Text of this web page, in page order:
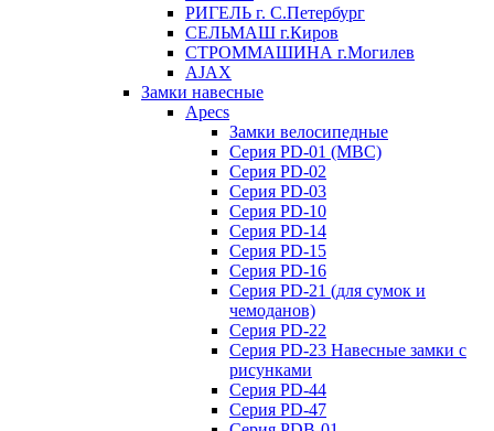
РИГЕЛЬ г. С.Петербург
СЕЛЬМАШ г.Киров
СТРОММАШИНА г.Могилев
AJAX
Замки навесные
Apecs
Замки велосипедные
Серия PD-01 (МВС)
Серия PD-02
Серия PD-03
Серия PD-10
Серия PD-14
Серия PD-15
Серия PD-16
Серия PD-21 (для сумок и
чемоданов)
Серия PD-22
Серия PD-23 Навесные замки с
рисунками
Серия PD-44
Серия PD-47